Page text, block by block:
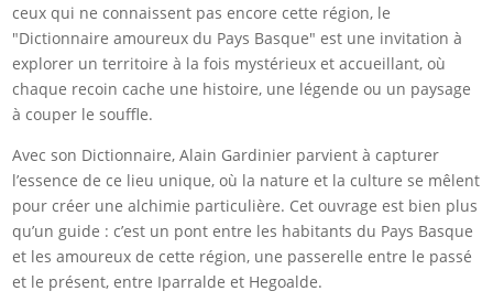
ceux qui ne connaissent pas encore cette région, le
"Dictionnaire amoureux du Pays Basque" est une invitation à
explorer un territoire à la fois mystérieux et accueillant, où
chaque recoin cache une histoire, une légende ou un paysage
à couper le souffle.
Avec son Dictionnaire, Alain Gardinier parvient à capturer
l’essence de ce lieu unique, où la nature et la culture se mêlent
pour créer une alchimie particulière. Cet ouvrage est bien plus
qu’un guide : c’est un pont entre les habitants du Pays Basque
et les amoureux de cette région, une passerelle entre le passé
et le présent, entre Iparralde et Hegoalde.